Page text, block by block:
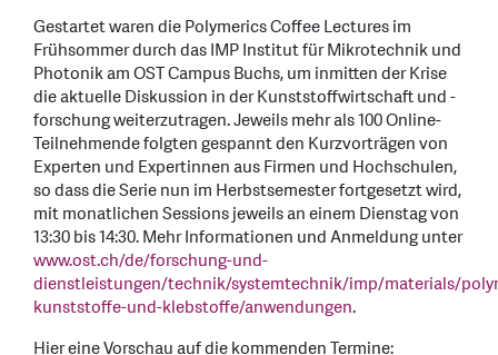
Gestartet waren die Polymerics Coffee Lectures im
Frühsommer durch das IMP Institut für Mikrotechnik und
Photonik am OST Campus Buchs, um inmitten der Krise
die aktuelle Diskussion in der Kunststoffwirtschaft und -
forschung weiterzutragen. Jeweils mehr als 100 Online-
Teilnehmende folgten gespannt den Kurzvorträgen von
Experten und Expertinnen aus Firmen und Hochschulen,
so dass die Serie nun im Herbstsemester fortgesetzt wird,
mit monatlichen Sessions jeweils an einem Dienstag von
13:30 bis 14:30. Mehr Informationen und Anmeldung unter
www.ost.ch/de/forschung-und-
dienstleistungen/technik/systemtechnik/imp/materials/
kunststoffe-und-klebstoffe/anwendungen.
Hier eine Vorschau auf die kommenden Termine: